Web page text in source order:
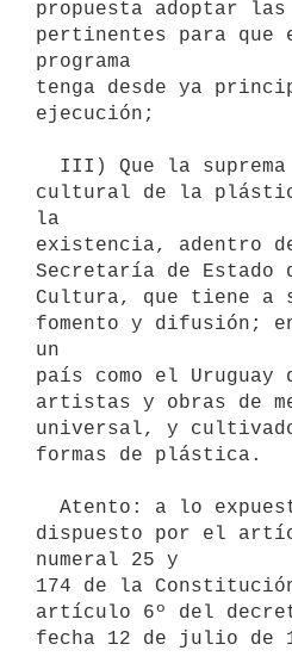
propuesta adoptar las
pertinentes para
programa
tenga desde ya
ejecución;
cultural de la
la
existencia, adentro
Secretaría de Estado
Cultura, que tiene a
fomento y difusión;
un
país como el Uruguay
artistas y obras de
universal, y
formas de plástica.
dispuesto por el
numeral 25 y
174 de la
artículo 6º del
fecha 12 de julio de